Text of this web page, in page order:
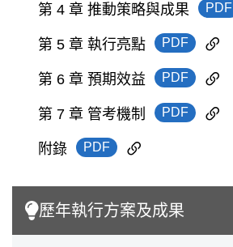
第 4 章 推動策略與成果 PDF
第 5 章 執行亮點 PDF
第 6 章 預期效益 PDF
第 7 章 管考機制 PDF
附錄 PDF
歷年執行方案及成果